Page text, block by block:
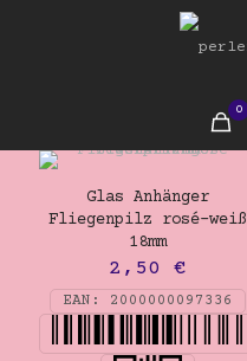
0
Glas Anhänger
Fliegenpilz rosé-weiß
18mm
2,50 €
EAN: 2000000097336